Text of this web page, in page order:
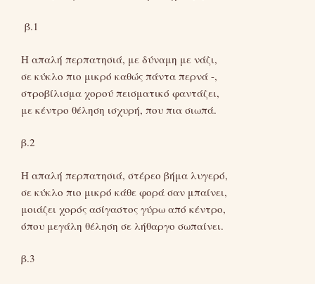
β.1
Η απαλή περπατησιά, με δύναμη με νάζι,
σε κύκλο πιο μικρό καθώς πάντα περνά -,
στροβίλισμα χορού πεισματικό φαντάζει,
με κέντρο θέληση ισχυρή, που πια σιωπά.
β.2
Η απαλή περπατησιά, στέρεο βήμα λυγερό,
σε κύκλο πιο μικρό κάθε φορά σαν μπαίνει,
μοιάζει χορός ασίγαστος γύρω από κέντρο,
όπου μεγάλη θέληση σε λήθαργο σωπαίνει.
β.3